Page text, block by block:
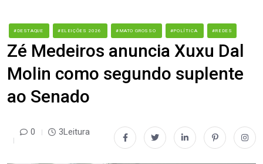
#DESTAQUE #ELEIÇÕES 2026 #MATO GROSSO #POLÍTICA #REDES
Zé Medeiros anuncia Xuxu Dal
Molin como segundo suplente
ao Senado
0 3Leitura